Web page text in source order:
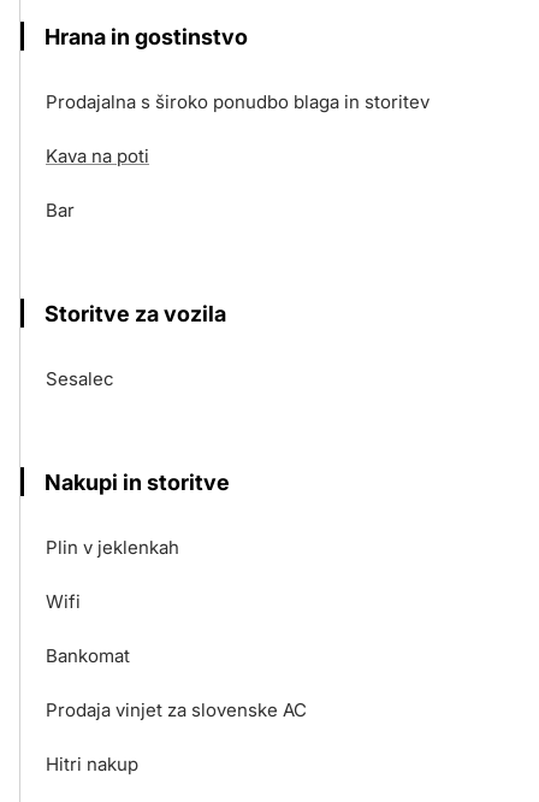
Hrana in gostinstvo
Prodajalna s široko ponudbo blaga in storitev
Kava na poti
Bar
Storitve za vozila
Sesalec
Nakupi in storitve
Plin v jeklenkah
Wifi
Bankomat
Prodaja vinjet za slovenske AC
Hitri nakup